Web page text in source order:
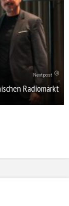
Next post
Radiomarkt